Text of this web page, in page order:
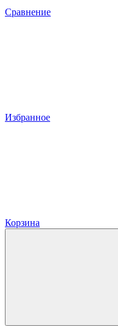
Сравнение
Избранное
Корзина